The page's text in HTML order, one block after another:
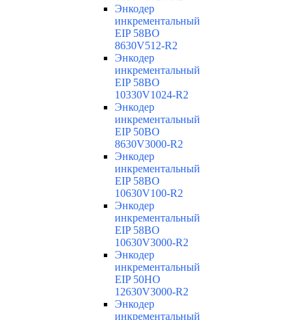
Энкодер
инкрементальный
EIP 58BO
8630V512-R2
Энкодер
инкрементальный
EIP 58BO
10330V1024-R2
Энкодер
инкрементальный
EIP 50BO
8630V3000-R2
Энкодер
инкрементальный
EIP 58BO
10630V100-R2
Энкодер
инкрементальный
EIP 58BO
10630V3000-R2
Энкодер
инкрементальный
EIP 50HO
12630V3000-R2
Энкодер
инкрементальный